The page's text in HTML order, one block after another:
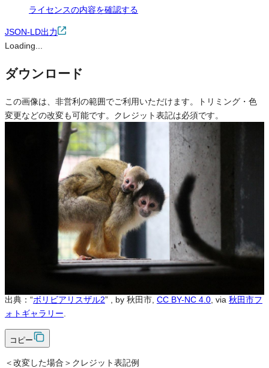
ライセンスの内容を確認する
JSON-LD出力
Loading...
ダウンロード
この画像は、非営利の範囲でご利用いただけます。トリミング・色
変更などの改変も可能です。クレジット表記は必須です。
利用規約 も適用されます。
不可
可
クレジット表記
出典：“ボリビアリスザル2” , by 秋田市, CC BY-NC 4.0 , via 秋田市フ
ォトギャラリー
コピー
＜改変した場合＞クレジット表記例